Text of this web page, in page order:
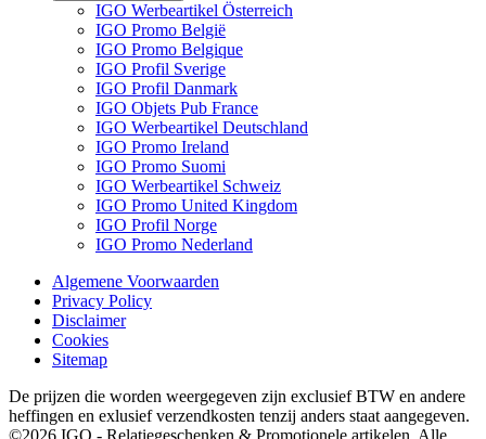
IGO Werbeartikel Österreich
IGO Promo België
IGO Promo Belgique
IGO Profil Sverige
IGO Profil Danmark
IGO Objets Pub France
IGO Werbeartikel Deutschland
IGO Promo Ireland
IGO Promo Suomi
IGO Werbeartikel Schweiz
IGO Promo United Kingdom
IGO Profil Norge
IGO Promo Nederland
Algemene Voorwaarden
Privacy Policy
Disclaimer
Cookies
Sitemap
De prijzen die worden weergegeven zijn exclusief BTW en andere
heffingen en exlusief verzendkosten tenzij anders staat aangegeven.